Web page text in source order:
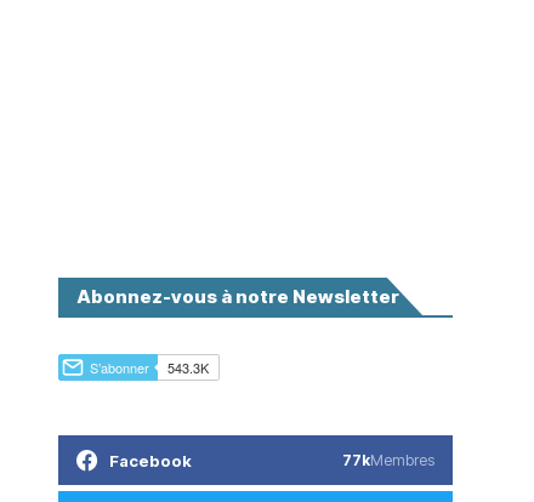
Abonnez-vous à notre Newsletter
Facebook 77kMembres